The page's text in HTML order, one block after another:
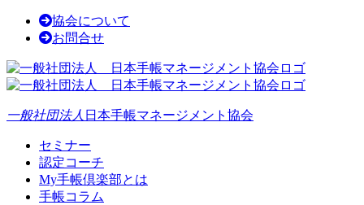
協会について
お問合せ
一般社団法人 日本手帳マネージメント協会
セミナー
認定コーチ
My手帳倶楽部とは
手帳コラム